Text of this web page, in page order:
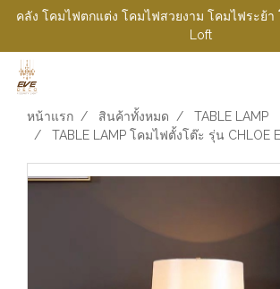
คลัง โคมไฟตกแต่ง โคมไฟสวยงาม โคมไฟระย้า
Loft
หน้าแรก สินค้าทั้งหมด
TABLE LAMP
TABLE LAMP โคมไฟตั้งโต๊ะ รุ่น CHLOE